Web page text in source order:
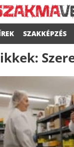
SZAKKÉPZÉS